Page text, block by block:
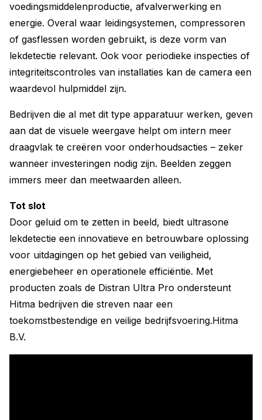
voedingsmiddelenproductie, afvalverwerking en
energie. Overal waar leidingsystemen, compressoren
of gasflessen worden gebruikt, is deze vorm van
lekdetectie relevant. Ook voor periodieke inspecties of
integriteitscontroles van installaties kan de camera een
waardevol hulpmiddel zijn.
Bedrijven die al met dit type apparatuur werken, geven
aan dat de visuele weergave helpt om intern meer
draagvlak te creëren voor onderhoudsacties – zeker
wanneer investeringen nodig zijn. Beelden zeggen
immers meer dan meetwaarden alleen.
Tot slot
Door geluid om te zetten in beeld, biedt ultrasone
lekdetectie een innovatieve en betrouwbare oplossing
voor uitdagingen op het gebied van veiligheid,
energiebeheer en operationele efficiëntie. Met
producten zoals de Distran Ultra Pro ondersteunt
Hitma bedrijven die streven naar een
toekomstbestendige en veilige bedrijfsvoering.Hitma
B.V.